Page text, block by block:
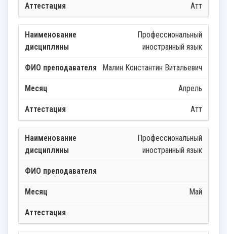
Атт
Профессиональный
иностранный язык
Малин Константин Витальевич
Апрель
Атт
Профессиональный
иностранный язык
Май